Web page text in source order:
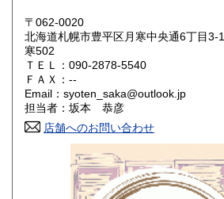
岡山県 広島県
山口県
香川県
福岡
185円 長崎
〒062-0020
北海道札幌市豊平区月寒中央通6丁目
寒502
ＴＥＬ：090-2878-5540
ＦＡＸ：--
Email：syoten_saka@outlook.jp
担当者：坂本 恭彦
店舗へのお問い合わせ